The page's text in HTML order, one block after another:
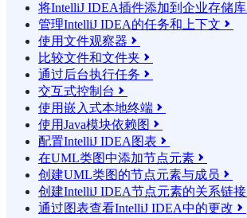
将IntelliJ IDEA插件添加到企业存储库
管理IntelliJ IDEA的任务和上下文 
使用文件观察器 
比较文件和文件夹 
通过后台执行任务 
交互式控制台 
使用嵌入式本地终端 
使用Java模块依赖图 
配置IntelliJ IDEA图表 
在UML类图中添加节点元素 
创建UML类图的节点元素与成员 
创建IntelliJ IDEA节点元素的关系链接
通过图表查看IntelliJ IDEA中的更改 